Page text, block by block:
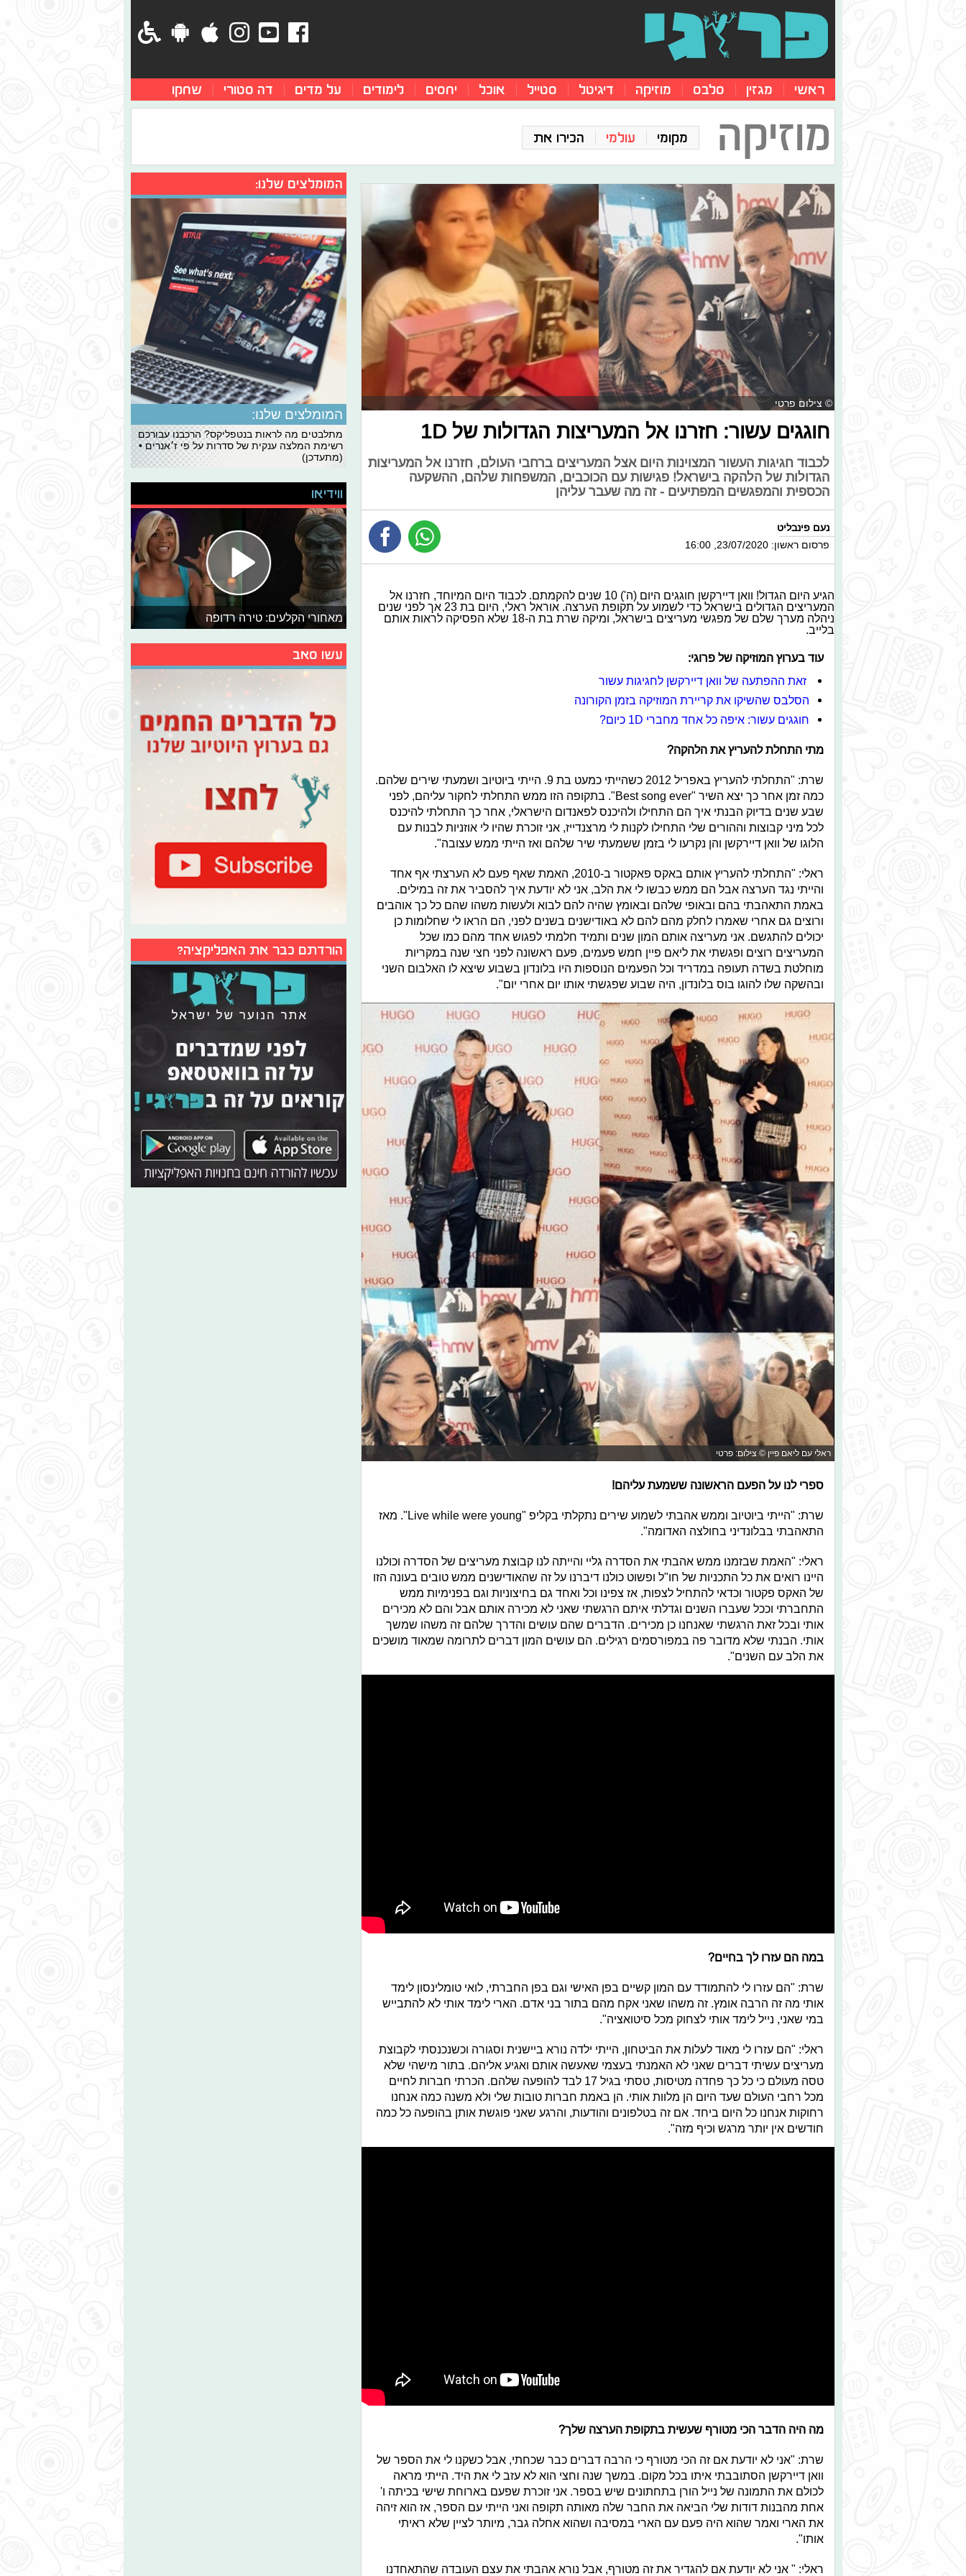
ראשי מגזין סלבס מוזיקה דיגיטל סטייל אוכל יחסים לימודים על מדים דה סטורי שחקו
מוזיקה מקומי עולמי הכירו את
© צילום פרטי
חוגגים עשור: חזרנו אל המעריצות הגדולות של 1D
לכבוד חגיגות העשור המצוינות היום אצל המעריצים ברחבי העולם, חזרנו אל המעריצות
הגדולות של הלהקה בישראל! פגישות עם הכוכבים, המשפחות שלהם, ההשקעה
הכספית והמפגשים המפתיעים - זה מה שעבר עליהן
נעם פינבליט
פרסום ראשון: 23/07/2020, 16:00
הגיע היום הגדול! וואן דיירקשן חוגגים היום (ה') 10 שנים להקמתם. לכבוד היום המיוחד, חזרנו אל
המעריצים הגדולים בישראל כדי לשמוע על תקופת הערצה. אוראל ראלי, היום בת 23 אך לפני שנים
ניהלה מערך שלם של מפגשי מעריצים בישראל, ומיקה שרת בת ה-18 שלא הפסיקה לראות אותם
בלייב.
עוד בערוץ המוזיקה של פרוגי:
זאת ההפתעה של וואן דיירקשן לחגיגות עשור
הסלבס שהשיקו את קריירת המוזיקה בזמן הקורונה
חוגגים עשור: איפה כל אחד מחברי 1D כיום?
מתי התחלת להעריץ את הלהקה?
שרת: "התחלתי להעריץ באפריל 2012 כשהייתי כמעט בת 9. הייתי ביוטיוב ושמעתי שירים שלהם.
כמה זמן אחר כך יצא השיר "Best song ever". בתקופה הזו ממש התחלתי לחקור עליהם, לפני
שבע שנים בדיוק הבנתי איך הם התחילו ולהיכנס לפאנדום הישראלי, אחר כך התחלתי להיכנס
לכל מיני קבוצות וההורים שלי התחילו לקנות לי מרצנדייז, אני זוכרת שהיו לי אוזניות לבנות עם
הלוגו של וואן דיירקשן והן נקרעו לי בזמן ששמעתי שיר שלהם ואז הייתי ממש עצובה".
ראלי: "התחלתי להעריץ אותם באקס פאקטור ב-2010, האמת שאף פעם לא הערצתי אף אחד
והייתי נגד הערצה אבל הם ממש כבשו לי את הלב, אני לא יודעת איך להסביר את זה במילים.
באמת התאהבתי בהם ובאופי שלהם ובאומץ שהיה להם לבוא ולעשות משהו שהם כל כך אוהבים
ורוצים גם אחרי שאמרו לחלק מהם להם לא באודישנים בשנים לפני, הם הראו לי שחלומות כן
יכולים להתגשם. אני מעריצה אותם המון שנים ותמיד חלמתי לפגוש אחד מהם כמו שכל
המעריצים רוצים ופגשתי את ליאם פיין חמש פעמים, פעם ראשונה לפני חצי שנה במקריות
מוחלטת בשדה תעופה במדריד וכל הפעמים הנוספות היו בלונדון בשבוע שיצא לו האלבום השני
ובהשקה שלו להוגו בוס בלונדון, היה שבוע שפגשתי אותו יום אחרי יום".
ראלי עם ליאם פיין © צילום: פרטי
ספרי לנו על הפעם הראשונה ששמעת עליהם!
שרת: "הייתי ביוטיוב וממש אהבתי לשמוע שירים נתקלתי בקליפ "Live while were young". מאז
התאהבתי בבלונדיני בחולצה האדומה".
ראלי: "האמת שבזמנו ממש אהבתי את הסדרה גליי והייתה לנו קבוצת מעריצים של הסדרה וכולנו
היינו רואים את כל התכניות של חו"ל ופשוט כולנו דיברנו על זה שהאודישנים ממש טובים בעונה הזו
של האקס פקטור וכדאי להתחיל לצפות, אז צפינו וכל ואחד גם בחיצוניות וגם בפנימיות ממש
התחברתי וככל שעברו השנים וגדלתי איתם הרגשתי שאני לא מכירה אותם אבל והם לא מכירים
אותי ובכל זאת הרגשתי שאנחנו כן מכירים. הדברים שהם עושים והדרך שלהם זה משהו שמשך
אותי. הבנתי שלא מדובר פה במפורסמים רגילים. הם עושים המון דברים לתרומה שמאוד מושכים
את הלב עם השנים".
במה הם עזרו לך בחיים?
שרת: "הם עזרו לי להתמודד עם המון קשיים בפן האישי וגם בפן החברתי, לואי טומלינסון לימד
אותי מה זה הרבה אומץ. זה משהו שאני אקח מהם בתור בני אדם. הארי לימד אותי לא להתבייש
במי שאני, נייל לימד אותי לצחוק מכל סיטואציה".
ראלי: "הם עזרו לי מאוד לעלות את הביטחון, הייתי ילדה נורא ביישנית וסגורה וכשנכנסתי לקבוצת
מעריצים עשיתי דברים שאני לא האמנתי בעצמי שאעשה אותם ואגיע אליהם. בתור מישהי שלא
טסה מעולם כי כל כך פחדה מטיסות, טסתי בגיל 17 לבד להופעה שלהם. הכרתי חברות לחיים
מכל רחבי העולם שעד היום הן מלוות אותי. הן באמת חברות טובות שלי ולא משנה כמה אנחנו
רחוקות אנחנו כל היום ביחד. אם זה בטלפונים והודעות, והרגע שאני פוגשת אותן בהופעה כל כמה
חודשים אין יותר מרגש וכיף מזה".
מה היה הדבר הכי מטורף שעשית בתקופת הערצה שלך?
שרת: "אני לא יודעת אם זה הכי מטורף כי הרבה דברים כבר שכחתי, אבל כשקנו לי את הספר של
וואן דיירקשן הסתובבתי איתו בכל מקום. במשך שנה וחצי הוא לא עזב לי את היד. הייתי מראה
לכולם את התמונה של נייל הורן בתחתונים שיש בספר. אני זוכרת שפעם בארוחת שישי בכיתה ו'
אחת מהבנות דודות שלי הביאה את החבר שלה מאותה תקופה ואני הייתי עם הספר, אז הוא זיהה
את הארי ואמר שהוא היה פעם עם הארי במסיבה ושהוא אחלה גבר, מיותר לציין שלא ראיתי
אותו".
ראלי: " אני לא יודעת אם להגדיר את זה מטורף, אבל נורא אהבתי את עצם העובדה שהתאחדנו
המומלצים שלנו:
המומלצים שלנו:
מתלבטים מה לראות בנטפליקס? הרכבנו עבורכם
רשימת המלצה ענקית של סדרות על פי ז׳אנרים •
(מתעדכן)
ווידיאו
מאחורי הקלעים: טירה רדופה
עשו סאב
הורדתם כבר את האפליקציה?